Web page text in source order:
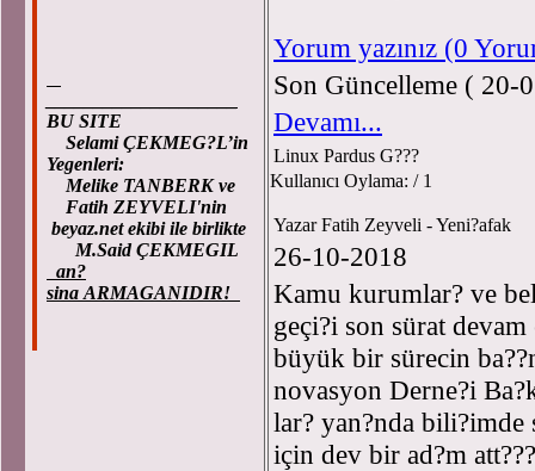
BU SITE
Selami ÇEKMEG?L’in
Yegenleri:
Melike TANBERK ve
Fatih ZEYVELI'nin
beyaz.net ekibi ile birlikte
M.Said ÇEKMEGIL
an?
sina ARMAGANIDIR!
Yorum yazınız (0
Son Güncelleme ( 20-
Devamı...
Linux Pardus G???
Kullanıcı Oylama: / 1
Yazar Fatih Zeyveli - Yeni?afak
26-10-2018
Kamu kurumlar? ve
geçi?i son sürat
büyük bir sürecin
novasyon Derne?i
lar? yan?nda bili?imde
için dev bir ad?m